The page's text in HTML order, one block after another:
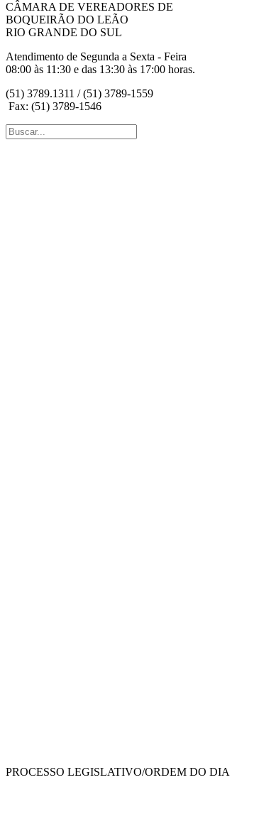
CÂMARA DE VEREADORES DE
BOQUEIRÃO DO LEÃO
RIO GRANDE DO SUL
Atendimento de Segunda a Sexta - Feira
08:00 às 11:30 e das 13:30 às 17:00 horas.
(51) 3789.1311 / (51) 3789-1559
Fax: (51) 3789-1546
PROCESSO LEGISLATIVO/ORDEM DO DIA